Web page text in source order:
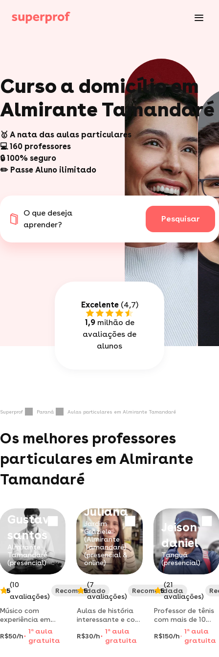
Curso a domicílio em
Almirante Tamandaré
🥇 A nata das aulas particulares
💻 160 professores
🔒 100% seguro
✏️ Passe Aluno ilimitado
O que deseja
aprender?
Pesquisar
Excelente(4,7)
1,9milhão de
avaliações de
alunos
Superprof Paraná Aulas particulares em Almirante Tamandaré
Os melhores professores
particulares em Almirante
Tamandaré
Gustavo
santos
Almirante
Tamandaré
(presencial)
5
(10
avaliações)
Recomendado
Músico com
experiência em
concertos de
orquestra, músico
da congregação
R$50/h
1 aaula
gratuita
Juliana
Jardim
Graziele
(Almirante
Tamandaré)
(presencial &
online)
5
(7
avaliações)
Recomendada
Aulas de história
interessante e com
multidisciplinaridade!
aprenda história
de forma divertida
R$30/h
1 a aula
gratuita
Jeison
daniel
Tanguá
(presencial)
5
(21
avaliações)
Professor de tênis
com mais de 10
experiência, aulas
a domicílio com
R$150/h
1 a aula
gratuita